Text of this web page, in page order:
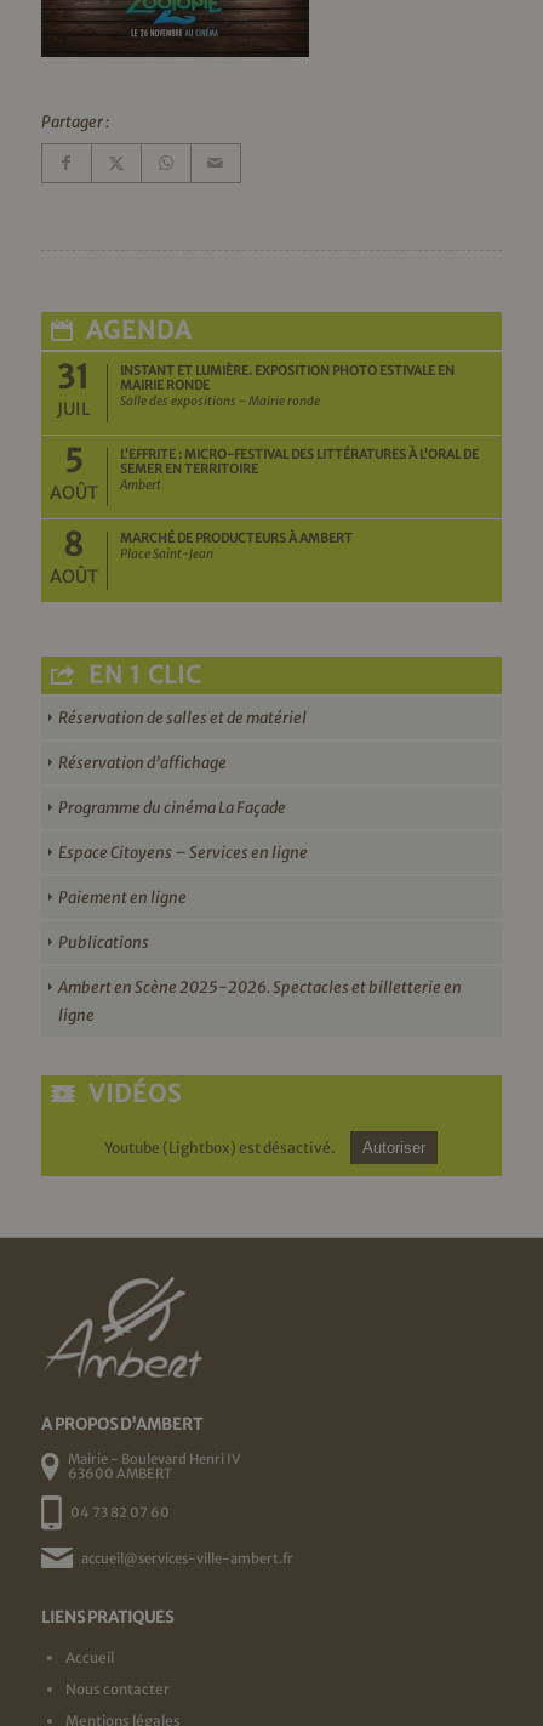
Partager :
AGENDA
31
JUIL
INSTANT ET LUMIÈRE. EXPOSITION PHOTO ESTIVALE EN
MAIRIE RONDE
Salle des expositions - Mairie ronde
5
AOÛT
L’EFFRITE : MICRO-FESTIVAL DES LITTÉRATURES À L’ORAL DE
SEMER EN TERRITOIRE
Ambert
8
AOÛT
MARCHÉ DE PRODUCTEURS À AMBERT
Place Saint-Jean
EN 1 CLIC
Réservation de salles et de matériel
Réservation d’affichage
Programme du cinéma La Façade
Espace Citoyens – Services en ligne
Paiement en ligne
Publications
Ambert en Scène 2025-2026. Spectacles et billetterie en
ligne
VIDÉOS
Youtube (Lightbox) est désactivé. Autoriser
A PROPOS D'AMBERT
Mairie - Boulevard Henri IV
63600 AMBERT
04 73 82 07 60
accueil@services-ville-ambert.fr
LIENS PRATIQUES
Accueil
Nous contacter
Mentions légales